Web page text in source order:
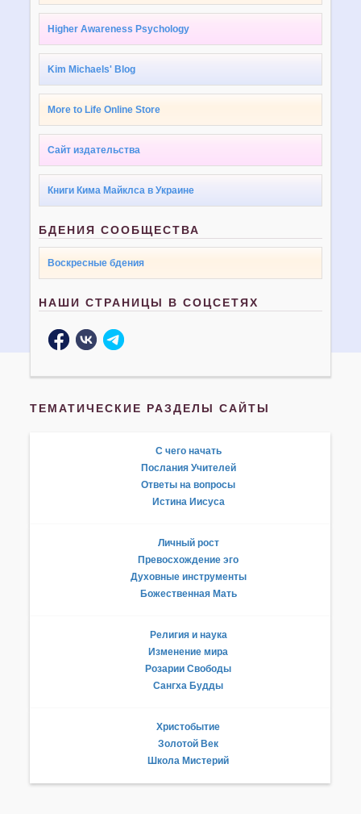
Higher Awareness Psychology
Kim Michaels' Blog
More to Life Online Store
Сайт издательства
Книги Кима Майклса в Украине
БДЕНИЯ СООБЩЕСТВА
Воскресные бдения
НАШИ СТРАНИЦЫ В СОЦСЕТЯХ
ТЕМАТИЧЕСКИЕ РАЗДЕЛЫ САЙТЫ
С чего начать
Послания Учителей
Ответы на вопросы
Истина Иисуса
Личный рост
Превосхождение эго
Духовные инструменты
Божественная Мать
Религия и наука
Изменение мира
Розарии Свободы
Сангха Будды
Христобытие
Золотой Век
Школа Мистерий